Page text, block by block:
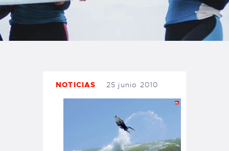
TIENDA FAMILY SURFERS
WEBCAM SALINAS
PEDIDOS
NOTICIAS 25 junio 2010